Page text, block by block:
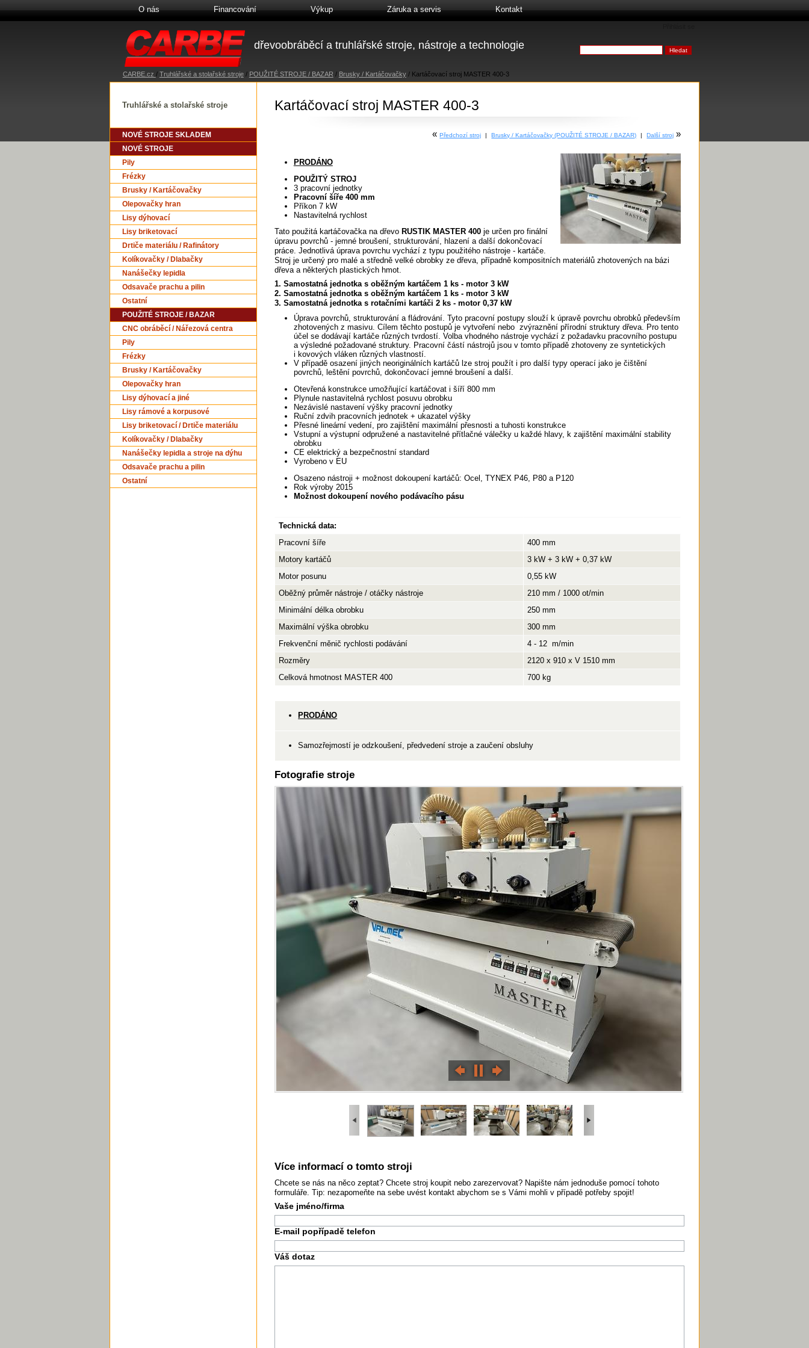
O nás Financování Výkup Záruka a servis Kontakt
dřevoobráběcí a truhlářské stroje, nástroje a technologie
CARBE.cz / Truhlářské a stolařské stroje / POUŽITÉ STROJE / BAZAR / Brusky / Kartáčovačky / Kartáčovací stroj MASTER 400-3
Truhlářské a stolařské stroje
NOVÉ STROJE SKLADEM
NOVÉ STROJE
Pily
Frézky
Brusky / Kartáčovačky
Olepovačky hran
Lisy dýhovací
Lisy briketovací
Drtiče materiálu / Rafinátory
Kolíkovačky / Dlabačky
Nanášečky lepidla
Odsavače prachu a pilin
Ostatní
POUŽITÉ STROJE / BAZAR
CNC obráběcí / Nářezová centra
Pily
Frézky
Brusky / Kartáčovačky
Olepovačky hran
Lisy dýhovací a jiné
Lisy rámové a korpusové
Lisy briketovací / Drtiče materiálu
Kolíkovačky / Dlabačky
Nanášečky lepidla a stroje na dýhu
Odsavače prachu a pilin
Ostatní
Kartáčovací stroj MASTER 400-3
«Předchozí stroj | Brusky / Kartáčovačky (POUŽITÉ STROJE / BAZAR) | Další stroj »
PRODÁNO
POUŽITÝ STROJ
3 pracovní jednotky
Pracovní šíře 400 mm
Příkon 7 kW
Nastavitelná rychlost
Tato použitá kartáčovačka na dřevo RUSTIK MASTER 400je určen pro finální
úpravu povrchů - jemné broušení, strukturování, hlazení a další dokončovací
práce. Jednotlivá úprava povrchu vychází z typu použitého nástroje - kartáče.
Stroj je určený pro malé a středně velké obrobky ze dřeva, případně kompositních materiálů zhotovených na bázi
dřeva a některých plastických hmot.
1. Samostatná jednotka s oběžným kartáčem 1 ks - motor 3 kW
2. Samostatná jednotka s oběžným kartáčem 1 ks - motor 3 kW
3. Samostatná jednotka s rotačními kartáči 2 ks - motor 0,37 kW
Úprava povrchů, strukturování a fládrování. Tyto pracovní postupy slouží k úpravě povrchu obrobků především
zhotovených z masivu. Cílem těchto postupů je vytvoření nebo zvýraznění přírodní struktury dřeva. Pro tento
účel se dodávají kartáče různých tvrdostí. Volba vhodného nástroje vychází z požadavku pracovního postupu
a výsledné požadované struktury. Pracovní částí nástrojů jsou v tomto případě zhotoveny ze syntetických
i kovových vláken různých vlastností.
V případě osazení jiných neoriginálních kartáčů lze stroj použít i pro další typy operací jako je čištění
povrchů, leštění povrchů, dokončovací jemné broušení a další.
Otevřená konstrukce umožňující kartáčovat i šíří 800 mm
Plynule nastavitelná rychlost posuvu obrobku
Nezávislé nastavení výšky pracovní jednotky
Ruční zdvih pracovních jednotek + ukazatel výšky
Přesné lineární vedení, pro zajištění maximální přesnosti a tuhosti konstrukce
Vstupní a výstupní odpružené a nastavitelné přítlačné válečky u každé hlavy, k zajištění maximální stability
obrobku
CE elektrický a bezpečnostní standard
Vyrobeno v EU
Osazeno nástroji + možnost dokoupení kartáčů: Ocel, TYNEX P46, P80 a P120
Rok výroby 2015
Možnost dokoupení nového podávacího pásu
Technická data:
Pracovní šíře
400 mm
Motory kartáčů
3 kW + 3 kW + 0,37 kW
Motor posunu
0,55 kW
Oběžný průměr nástroje / otáčky nástroje
210 mm / 1000 ot/min
Minimální délka obrobku
250 mm
Maximální výška obrobku
300 mm
Frekvenční měnič rychlosti podávání
4 - 12 m/min
Rozměry
2120 x 910 x V 1510 mm
Celková hmotnost MASTER 400
700 kg
PRODÁNO
Samozřejmostí je odzkoušení, předvedení stroje a zaučení obsluhy
Fotografie stroje
Více informací o tomto stroji
Chcete se nás na něco zeptat? Chcete stroj koupit nebo zarezervovat? Napište nám jednoduše pomocí tohoto
formuláře. Tip: nezapomeňte na sebe uvést kontakt abychom se s Vámi mohli v případě potřeby spojit!
Vaše jméno/firma
E-mail popřípadě telefon
Váš dotaz